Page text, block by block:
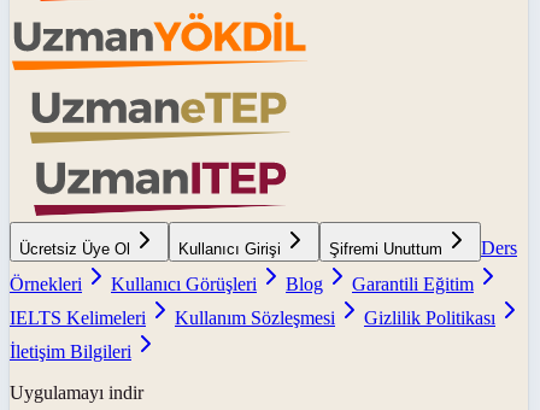
Ücretsiz Üye Ol Kullanıcı Girişi Şifremi Unuttum
Ders
Örnekleri
Kullanıcı Görüşleri Blog
Garantili Eğitim
IELTS Kelimeleri
Kullanım Sözleşmesi
Gizlilik Politikası
İletişim Bilgileri
Uygulamayı indir